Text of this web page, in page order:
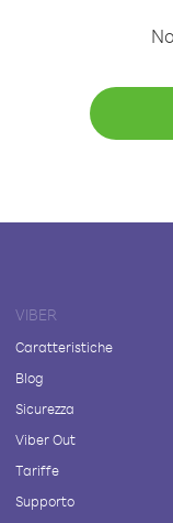
VIBER
Caratteristiche
Blog
Sicurezza
Viber Out
Tariffe
Supporto